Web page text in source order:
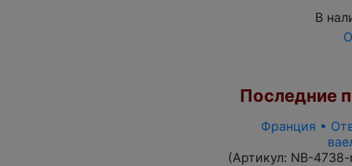
В
Последние
Франция •
(Артикул: NB-4738-